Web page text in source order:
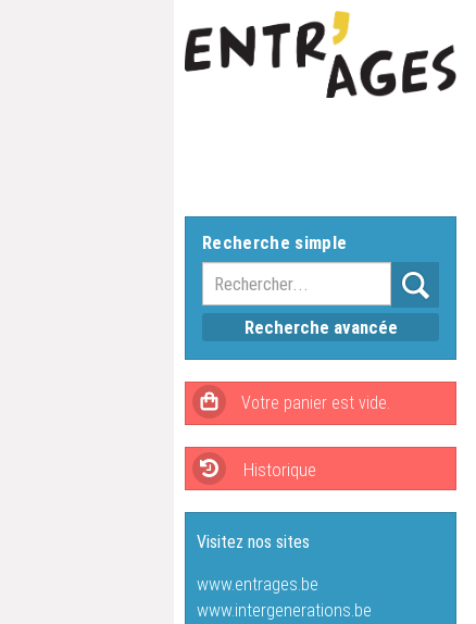
Recherche simple
Recherche avancée
Historique
Visitez nos sites
www.entrages.be
www.intergenerations.be